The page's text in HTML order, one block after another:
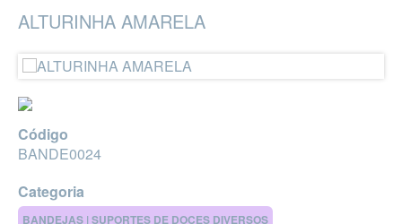
ALTURINHA AMARELA
Código
BANDE0024
Categoria
BANDEJAS | SUPORTES DE DOCES DIVERSOS